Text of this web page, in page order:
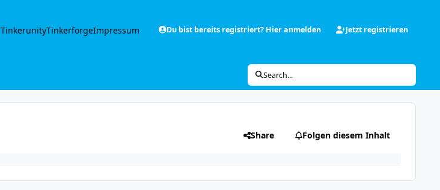
TinkerunityTinkerforgeImpressum Du bist bereits registriert? Hier anmelden Jetzt registrieren
Search...
Share Folgen diesem Inhalt